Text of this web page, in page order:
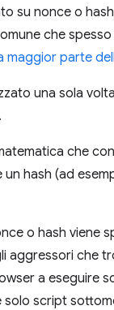
su nonce o
che
maggior parte
una sola
che
un hash (ad
o hash viene
aggressori che
a eseguire
script